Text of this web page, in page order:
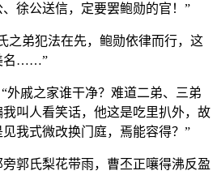
徐公送信，定要罢鲍勋的官！”
之弟犯法在先，鲍勋依律而行，这
名……”
外戚之家谁干净？难道二弟、三弟
叫人看笑话，他这是吃里扒外，故
我式微改换门庭，焉能容得？”
郭氏梨花带雨，曹丕正嚷得沸反盈